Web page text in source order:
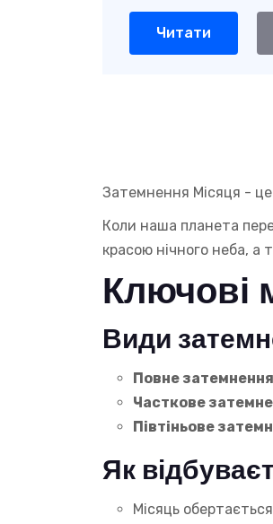
Читати
Затемнення Місяця -
Коли наша планета
красою нічного неба, а
Ключові
Види
Повне
Часткове
Півтіньове
Як
Місяць